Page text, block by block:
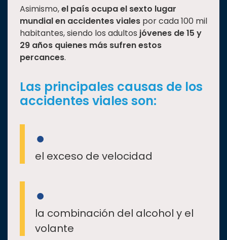
Internacionalización
Responsabilidad
social
Vinculación
Universiada
Nacional
Asimismo,el país ocupa el sexto lugar
mundial en accidentes viales por cada 100 mil
habitantes, siendo los adultos jóvenes de 15 y
29 años quienes más sufren estos
percances.
Las principales causas de los
accidentes viales son:
el exceso de velocidad
la combinación del alcohol y el
volante